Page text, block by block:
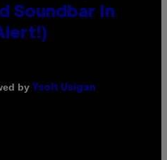
Soundbar In
by Ysolt Usigan